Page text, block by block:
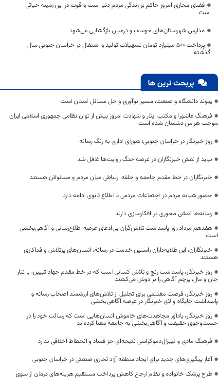
فضای مجازی امروز حاکم بر زندگی مردم دنیا است و قوت در این زمینه حیاتی
است
مدارس شهرستان‌های خوسف و درمیان بازگشایی می‌شود
پرداخت ۵۰۰ میلیارد تومان تسهیلات تولید و اشتغال در خراسان جنوبی سال
گذشته
پربحث ترین ها
پیوند دانشگاه و صنعت، مسیر نوآوری و حل مسائل استان است
فرهنگ عاشورا و مکتب ایثار و شهادت امروز بیش از توان نظامی جمهوری اسلامی ایران
موجب هراس دشمنان شده است
روز خبرنگار در خراسان جنوبی؛ شورای اداری به رنگ رسانه
نباید از نقش خبرنگاران در عرصه جنگ روایت‌ها غافل شد
خبرنگاران در خط مقدم جامعه و حلقه ارتباطی میان مردم و مسئولان هستند
حضور شبانه مردم در اجتماعات مردمی تا اطلاع ثانوی ادامه دارد
رسانه‌ها نقشی محوری در افکارسازی دارند
هفدهم مرداد روز پاسداشت تلاش‌گران بی‌ادعای عرصه اطلاع‌رسانی و آگاهی‌بخشی
است
خبرنگاران، این طلایه‌داران راستین خدمت در رسانه، انسان‌های پرتلاش و فداکاری
هستند
روز خبرنگار، پاسداشت رنج و تلاش کسانی است که در خط مقدم جهاد تبیین، با نثار
جان و مال، پرچم آگاهی را بر دوش می‌کشند
روز خبرنگار، فرصت مغتنمی برای تجلیل از تلاش‌های ارزشمند اصحاب رسانه و
پاسداشت جایگاه والای خبرنگار در عرصه آگاهی‌بخشی
روز خبرنگار، یادآور مجاهدت‌های خاموش انسان‌هایی است که رسالت خود را در
جست‌وجوی حقیقت و آگاهی‌بخشی به جامعه معنا کرده‌اند
فرهنگ مادی و لیبرال‌دموکراسی نتیجه‌ای جز فساد و انحطاط اخلاقی ندارد
آغاز پیگیری‌های جدید برای ایجاد منطقه آزاد تجاری صنعتی در خراسان جنوبی
طرح پزشک خانواده و نظام ارجاع کاهش پرداخت مستقیم هزینه‌های درمان از سوی